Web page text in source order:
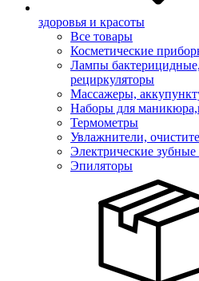
здоровья и красоты
Все товары
Косметические
Лампы
рециркуляторы
Массажеры,
Наборы для
Термометры
Увлажнители,
Электрические
Эпиляторы